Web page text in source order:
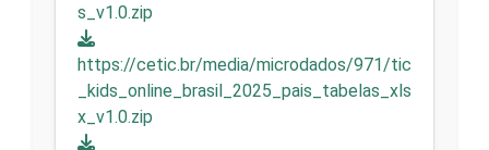
s_v1.0.zip
https://cetic.br/media/microdados/971/tic
_kids_online_brasil_2025_pais_tabelas_xls
x_v1.0.zip